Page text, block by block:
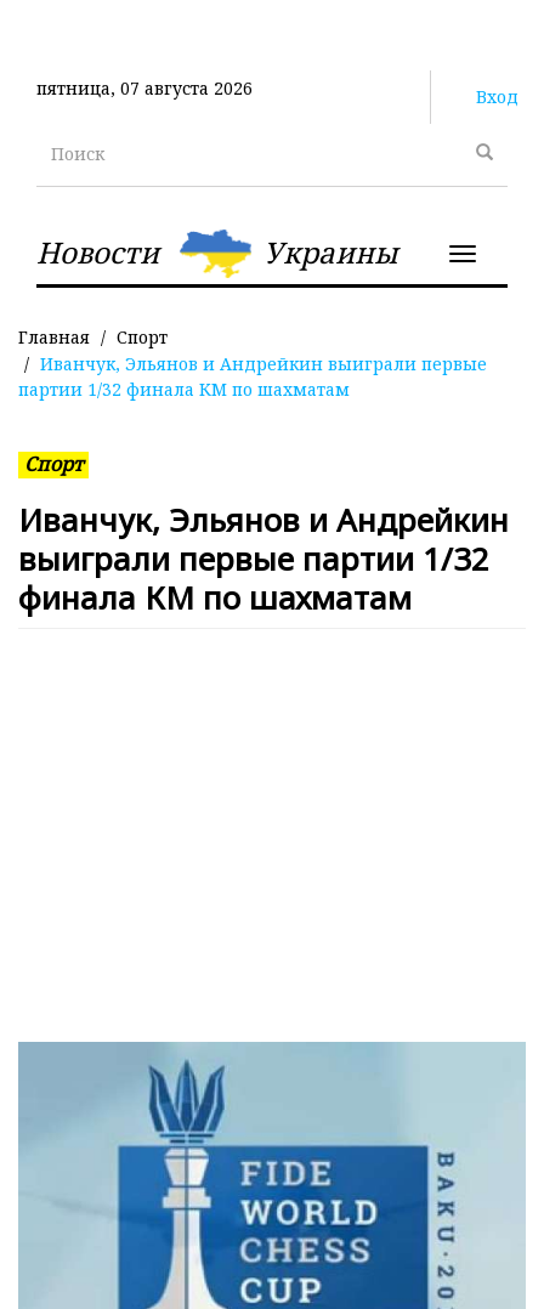
содержанию
пятница, 07 августа 2026 Вход
Поиск
Новости Украины
Toggle
Главная
Спорт
Иванчук, Эльянов и Андрейкин выиграли первые
партии 1/32 финала КМ по шахматам
Иванчук, Эльянов и Андрейкин
выиграли первые партии 1/32
финала КМ по шахматам
Спорт